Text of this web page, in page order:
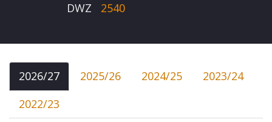
DWZ
2540
2026/27 2025/26 2024/25
2023/24
2022/23